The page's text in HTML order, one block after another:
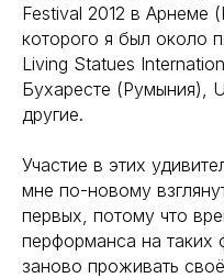
Festival 2012 в Арнеме
которого я был около
Living Statues
Бухаресте (Румыния),
другие.
Участие в этих
мне по-новому
первых, потому что
перформанса на таких
заново проживать